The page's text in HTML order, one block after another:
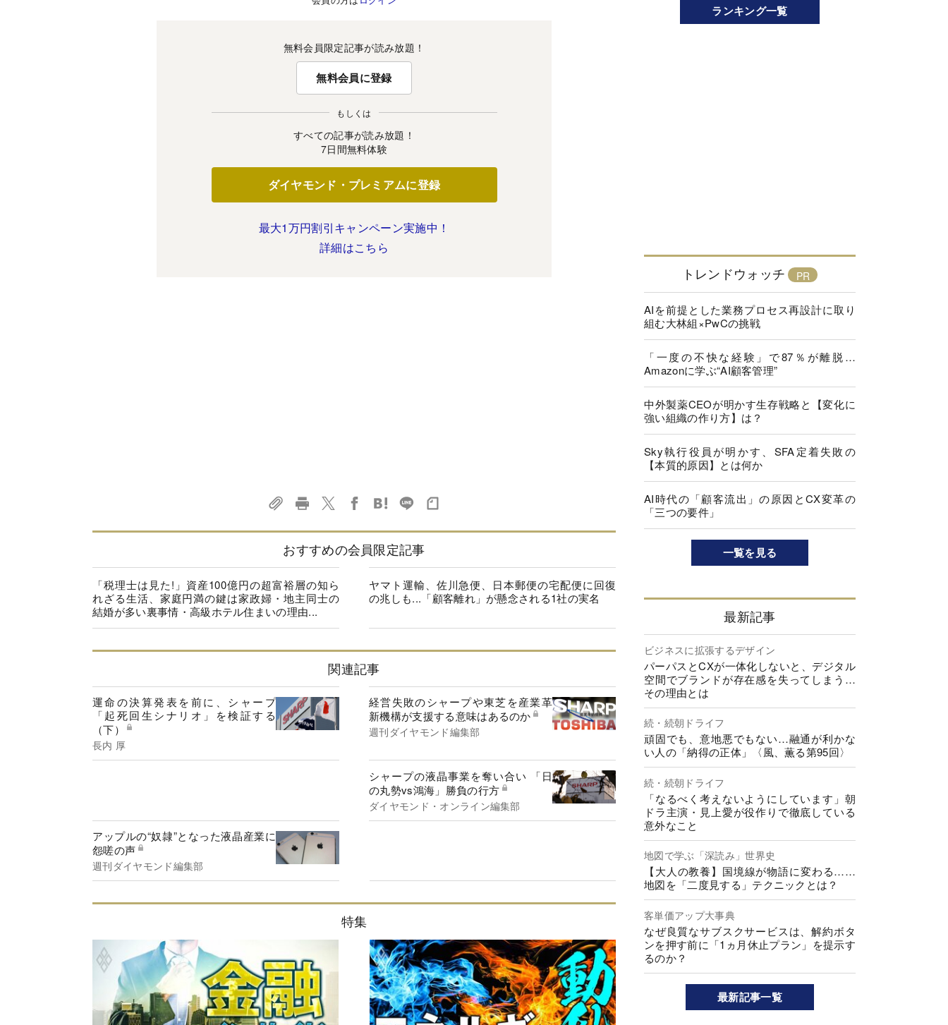
無料会員限定記事が読み放題！
無料会員に登録
もしくは
すべての記事が読み放題！
7日間無料体験
ダイヤモンド・プレミアムに登録
最大1万円割引キャンペーン実施中！
詳細はこちら
おすすめの会員限定記事
「税理士は見た!」資産100億円の超富裕層の知ら
れざる生活、家庭円満の鍵は家政婦・地主同士の
結婚が多い裏事情・高級ホテル住まいの理由...
ヤマト運輸、佐川急便、日本郵便の宅配便に回復
の兆しも...「顧客離れ」が懸念される1社の実名
関連記事
運命の決算発表を前に、シャープ
「起死回生シナリオ」を検証する
（下）
長内 厚
経営失敗のシャープや東芝を産業革
新機構が支援する意味はあるのか
週刊ダイヤモンド編集部
シャープの液晶事業を奪い合い 「日
の丸勢vs鴻海」勝負の行方
ダイヤモンド・オンライン編集部
アップルの“奴隷”となった液晶産業に
怨嗟の声
週刊ダイヤモンド編集部
特集
ランキング一覧
トレンドウォッチ
AIを前提とした業務プロセス再設計に取り
組む大林組×PwCの挑戦
「一度の不快な経験」で87％が離脱…
Amazonに学ぶ“AI顧客管理”
中外製薬CEOが明かす生存戦略と【変化に
強い組織の作り方】は？
Sky執行役員が明かす、SFA定着失敗の
【本質的原因】とは何か
AI時代の「顧客流出」の原因とCX変革の
「三つの要件」
一覧を見る
最新記事
ビジネスに拡張するデザイン
パーパスとCXが一体化しないと、デジタル
空間でブランドが存在感を失ってしまう…
その理由とは
続・続朝ドライフ
頑固でも、意地悪でもない…融通が利かな
い人の「納得の正体」〈風、薫る第95回〉
続・続朝ドライフ
「なるべく考えないようにしています」朝
ドラ主演・見上愛が役作りで徹底している
意外なこと
地図で学ぶ「深読み」世界史
【大人の教養】国境線が物語に変わる……
地図を「二度見する」テクニックとは？
客単価アップ大事典
なぜ良質なサブスクサービスは、解約ボタ
ンを押す前に「1ヵ月休止プラン」を提示す
るのか？
最新記事一覧